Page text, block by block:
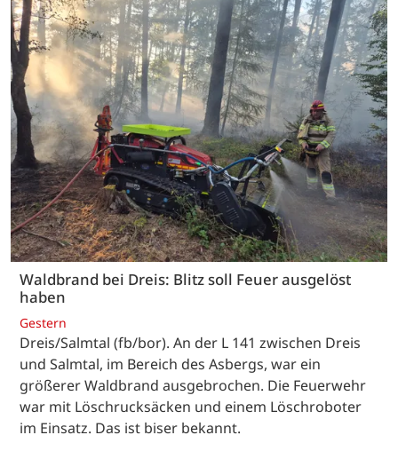
Waldbrand bei Dreis: Blitz soll Feuer ausgelöst
haben
Gestern
Dreis/Salmtal (fb/bor). An der L 141 zwischen Dreis
und Salmtal, im Bereich des Asbergs, war ein
größerer Waldbrand ausgebrochen. Die Feuerwehr
war mit Löschrucksäcken und einem Löschroboter
im Einsatz. Das ist biser bekannt.